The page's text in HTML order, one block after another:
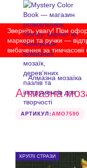
Зверніть увагу! При
маркери та ручки —
вибачення за тимчасовіі
Алмазна мозаїка
Алмазна
АРТИКУЛ:AMO7590
КРУГЛІ СТРАЗИ